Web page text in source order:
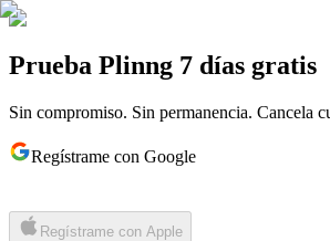
Prueba Plinng 7 días gratis
Sin compromiso. Sin permanencia. Cancela
Regístrame con Google
Regístrame con Apple